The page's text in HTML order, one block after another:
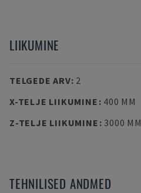
LIIKUMINE
TELGEDE ARV: 2
X-TELJE LIIKUMINE : 400 MM
Z-TELJE LIIKUMINE : 3000 MM
TEHNILISED ANDMED